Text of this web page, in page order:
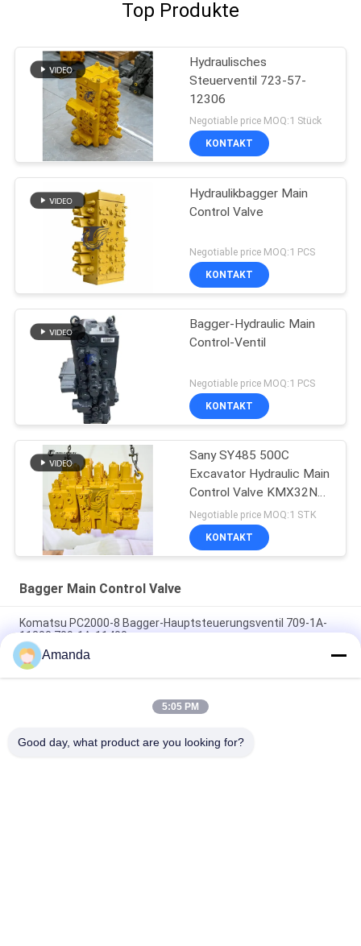
Top Produkte
Hydraulisches
Steuerventil 723-57-
12306
Negotiable price MOQ:1 Stück
KONTAKT
Hydraulikbagger Main
Control Valve
Negotiable price MOQ:1 PCS
KONTAKT
Bagger-Hydraulic Main
Control-Ventil
Negotiable price MOQ:1 PCS
KONTAKT
Sany SY485 500C
Excavator Hydraulic Main
Control Valve KMX32NA
High Quality
Negotiable price MOQ:1 STK
KONTAKT
Bagger Main Control Valve
Komatsu PC2000-8 Bagger-Hauptsteuerungsventil 709-1A-
11300 709-1A-11400
PC160LC-7 PC160-7 Steuerventil Bagger Komatsu, 723-57-
16100 Bagger Hauptteile
VOE14541591 Bohrer-Hauptsteuerventil für Volvo EC290B
Amanda
5:05 PM
Good day, what product are you looking for?